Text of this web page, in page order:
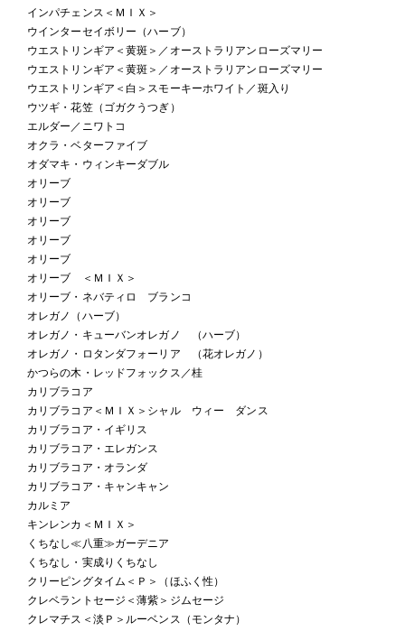
インパチェンス＜ＭＩＸ＞
ウインターセイボリー（ハーブ）
ウエストリンギア＜黄斑＞／オーストラリアンローズマリー
ウエストリンギア＜黄斑＞／オーストラリアンローズマリー
ウエストリンギア＜白＞スモーキーホワイト／斑入り
ウツギ・花笠（ゴガクうつぎ）
エルダー／ニワトコ
オクラ・ベターファイブ
オダマキ・ウィンキーダブル
オリーブ
オリーブ
オリーブ
オリーブ
オリーブ
オリーブ ＜ＭＩＸ＞
オリーブ・ネバティロ ブランコ
オレガノ（ハーブ）
オレガノ・キューバンオレガノ （ハーブ）
オレガノ・ロタンダフォーリア （花オレガノ）
かつらの木・レッドフォックス／桂
カリブラコア
カリブラコア＜ＭＩＸ＞シャル ウィー ダンス
カリブラコア・イギリス
カリブラコア・エレガンス
カリブラコア・オランダ
カリブラコア・キャンキャン
カルミア
キンレンカ＜ＭＩＸ＞
くちなし≪八重≫ガーデニア
くちなし・実成りくちなし
クリーピングタイム＜Ｐ＞（ほふく性）
クレベラントセージ＜薄紫＞ジムセージ
クレマチス＜淡Ｐ＞ルーベンス（モンタナ）